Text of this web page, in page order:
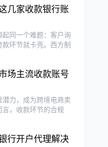
★★★★★
式服务，完
★★★★★
高效，非常
几家收款银行账
同一个难题：客户询
环节就卡壳。西方制
场主流收款账号
力，成为跨境电商卖
，收款环节的合规
行开户代理解决